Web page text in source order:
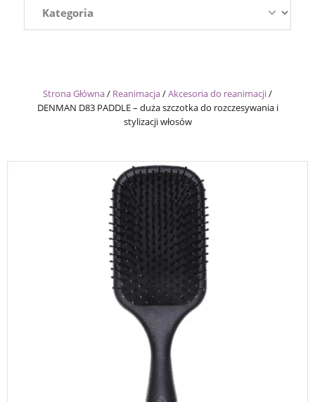
Strona Główna/ Reanimacja/Akcesoria do reanimacji/
DENMAN D83 PADDLE – duża szczotka do rozczesywania i
stylizacji włosów